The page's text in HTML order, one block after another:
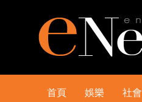
首頁 娛樂 社會